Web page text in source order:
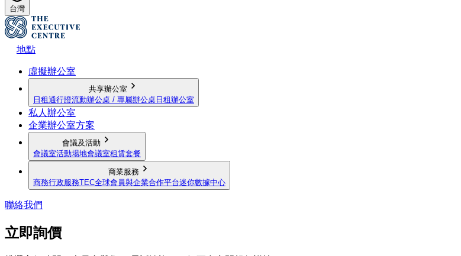
台灣
地點
虛擬辦公室
共享辦公室
日租通行證流動辦公桌 / 專屬辦公桌 日租辦公室
私人辦公室
企業辦公室方案
會議及活動
會議室活動場地會議室租賃套餐
商業服務
商務行政服務TEC全球會員與企業合作平台迷你數據中心
聯絡我們
立即詢價